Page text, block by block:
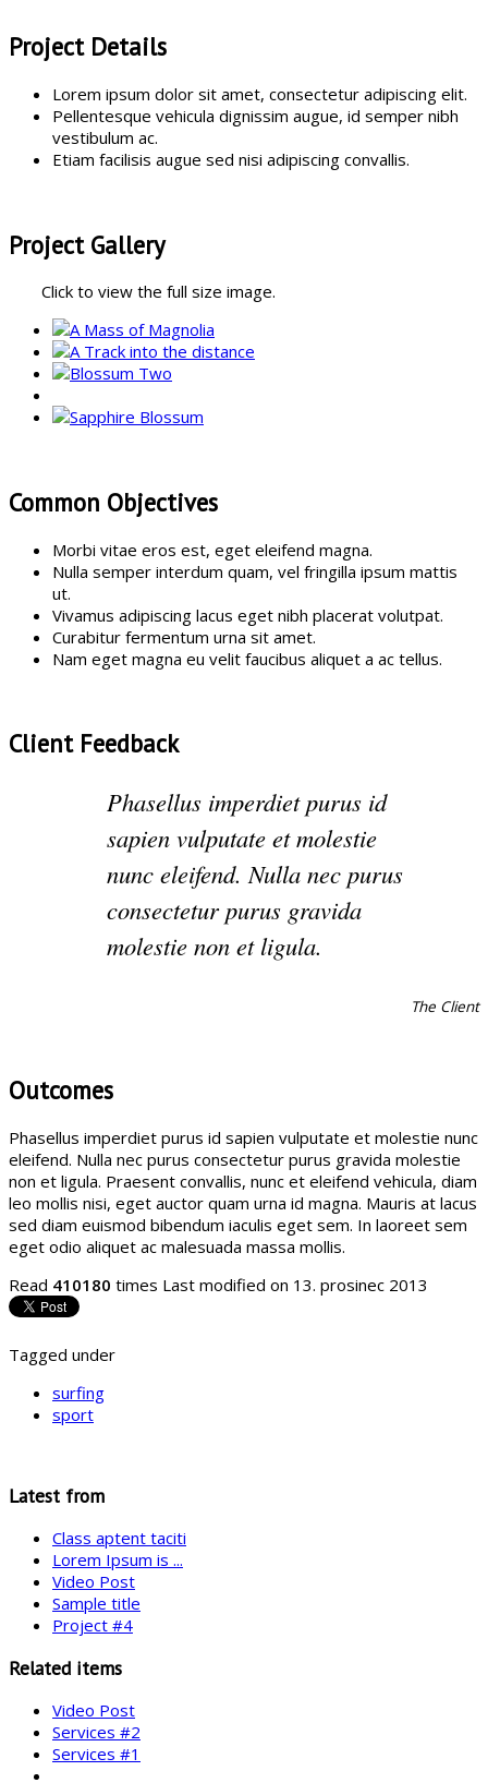
Project Details
Lorem ipsum dolor sit amet, consectetur adipiscing elit.
Pellentesque vehicula dignissim augue, id semper nibh
vestibulum ac.
Etiam facilisis augue sed nisi adipiscing convallis.
Project Gallery
Click to view the full size image.
Common Objectives
Morbi vitae eros est, eget eleifend magna.
Nulla semper interdum quam, vel fringilla ipsum mattis
ut.
Vivamus adipiscing lacus eget nibh placerat volutpat.
Curabitur fermentum urna sit amet.
Nam eget magna eu velit faucibus aliquet a ac tellus.
Client Feedback
Phasellus imperdiet purus id
sapien vulputate et molestie
nunc eleifend. Nulla nec purus
consectetur purus gravida
molestie non et ligula.
The Client
Outcomes
Phasellus imperdiet purus id sapien vulputate et molestie nunc
eleifend. Nulla nec purus consectetur purus gravida molestie
non et ligula. Praesent convallis, nunc et eleifend vehicula, diam
leo mollis nisi, eget auctor quam urna id magna. Mauris at lacus
sed diam euismod bibendum iaculis eget sem. In laoreet sem
eget odio aliquet ac malesuada massa mollis.
Read 410180 times Last modified on 13. prosinec 2013
Tagged under
surfing
sport
Latest from
Class aptent taciti
Lorem Ipsum is ...
Video Post
Sample title
Project #4
Related items
Video Post
Services #2
Services #1